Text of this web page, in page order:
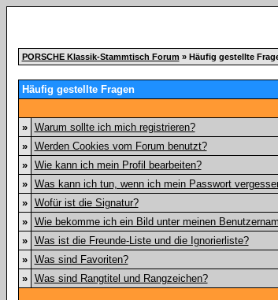
PORSCHE Klassik-Stammtisch Forum » Häufig gestellte
Häufig gestellte Fragen
»
Warum sollte ich mich registrieren?
»
Werden Cookies vom Forum benutzt?
»
Wie kann ich mein Profil bearbeiten?
»
Was kann ich tun, wenn ich mein Passwort
»
Wofür ist die Signatur?
»
Wie bekomme ich ein Bild unter meinen
»
Was ist die Freunde-Liste und die Ignorierliste?
»
Was sind Favoriten?
»
Was sind Rangtitel und Rangzeichen?